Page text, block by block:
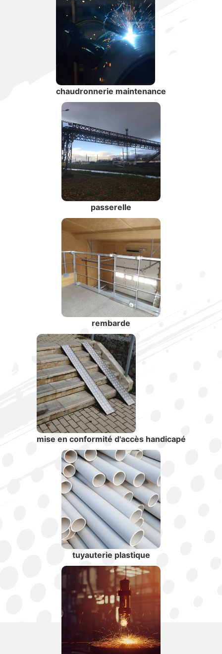
chaudronnerie maintenance
passerelle
rembarde
mise en conformité d'accès handicapé
tuyauterie plastique